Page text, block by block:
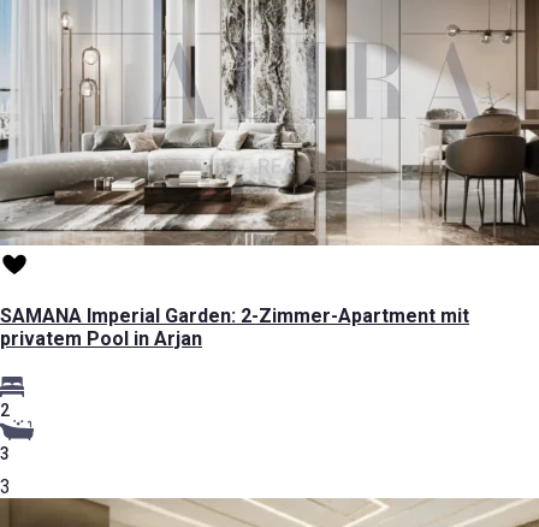
SAMANA Imperial Garden: 2-Zimmer-Apartment mit
privatem Pool in Arjan
2
3
3